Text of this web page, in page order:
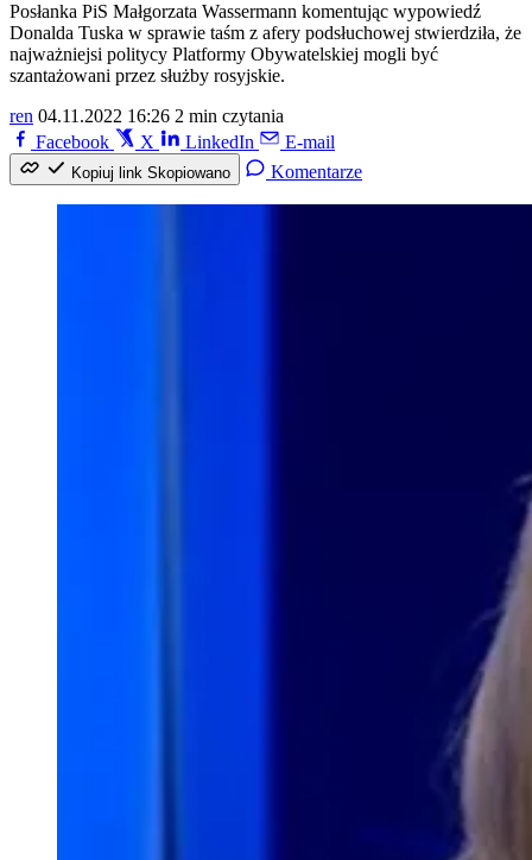
Posłanka PiS Małgorzata Wassermann komentując wypowiedź
Donalda Tuska w sprawie taśm z afery podsłuchowej stwierdziła, że
najważniejsi politycy Platformy Obywatelskiej mogli być
szantażowani przez służby rosyjskie.
ren 04.11.2022 16:26 2 min czytania
Facebook
X LinkedIn E-mail
Kopiuj link Skopiowano Komentarze